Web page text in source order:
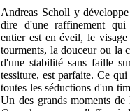
Andreas Scholl y
dire d'une raffinement
entier est en éveil, le
tourments, la douceur ou la
d'une stabilité sans faille
tessiture, est parfaite. Ce
toutes les séductions d'un
Un des grands moments de